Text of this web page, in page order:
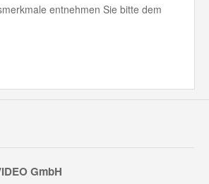
entnehmen Sie bitte dem
GmbH